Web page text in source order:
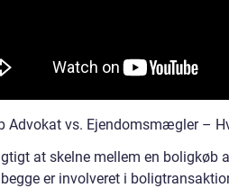
Advokat vs. Ejendomsmægler –
at skelne mellem en boligkøb
er involveret i